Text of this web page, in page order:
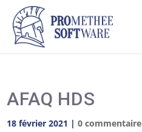
AFAQ HDS
18 février 2021 |0 commentaire